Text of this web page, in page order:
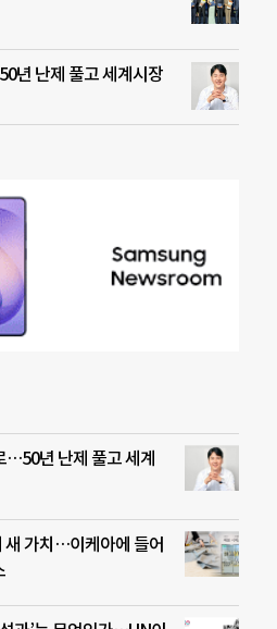
년 난제 풀고 세계시장
…50년 난제 풀고 세계
새 가치…이케아에 들어